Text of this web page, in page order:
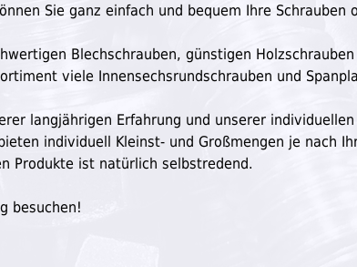
Sie ganz einfach und bequem Ihre Schrauben
Blechschrauben, günstigen
viele Innensechsrundschrauben und
langjährigen Erfahrung und unserer
individuell Kleinst- und Großmengen je nach
Produkte ist natürlich selbstredend.
besuchen!